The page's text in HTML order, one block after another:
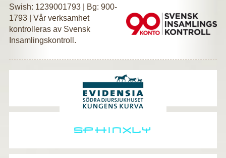
Swish: 1239001793 | Bg: 900-
1793 | Vår verksamhet
kontrolleras av Svensk
Insamlingskontroll.